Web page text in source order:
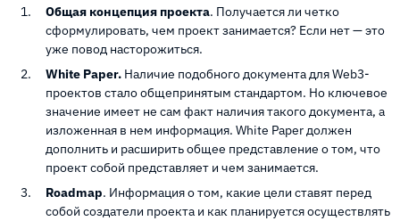
Общая концепция проекта. Получается ли четко
сформулировать, чем проект занимается? Если нет — это
уже повод насторожиться.
White Paper. Наличие подобного документа для Web3-
проектов стало общепринятым стандартом. Но ключевое
значение имеет не сам факт наличия такого документа, а
изложенная в нем информация. White Paper должен
дополнить и расширить общее представление о том, что
проект собой представляет и чем занимается.
Roadmap. Информация о том, какие цели ставят перед
собой создатели проекта и как планируется осуществлять